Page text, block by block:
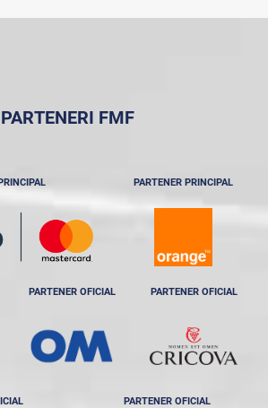
PARTENERI FMF
PARTENER PRINCIPAL
PARTENER OFICIAL PARTENER OFICIAL
PARTENER OFICIAL